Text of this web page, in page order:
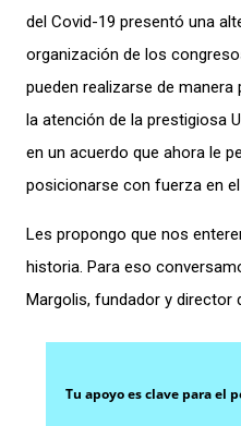
del Covid-19 presentó una
organización de los
pueden realizarse de
la atención de la prestigiosa
en un acuerdo que ahora le
posicionarse con fuerza en
Les propongo que nos
historia. Para eso
Margolis, fundador y director
Tu apoyo es clave para el